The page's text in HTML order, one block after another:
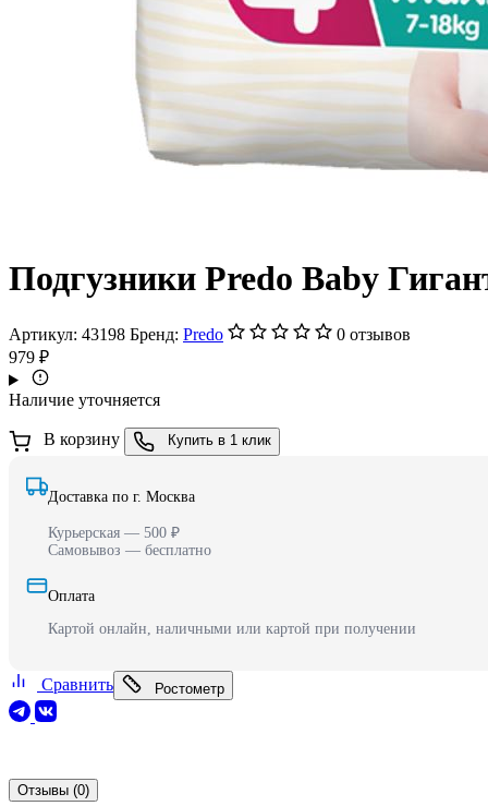
Подгузники Predo Baby
Артикул: 43198 Бренд: Predo
0 отзывов
979 ₽
Наличие уточняется
В корзину Купить в 1 клик
Доставка по г. Москва
Курьерская — 500 ₽
Самовывоз — бесплатно
Оплата
Картой онлайн, наличными или картой при получении
Сравнить Ростометр
Отзывы (0)